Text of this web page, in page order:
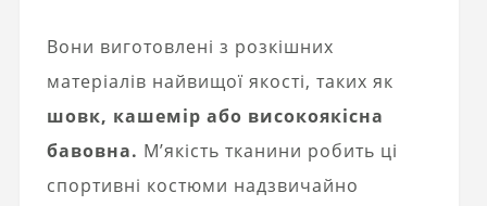
Вони виготовлені з розкішних
матеріалів найвищої якості, таких як
шовк, кашемір або високоякісна
бавовна. М’якість тканини робить ці
спортивні костюми надзвичайно